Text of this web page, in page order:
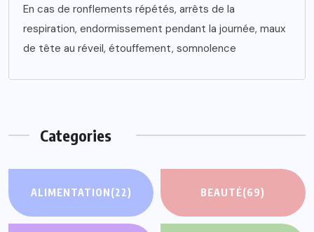
En cas de ronflements répétés, arrêts de la
respiration, endormissement pendant la journée, maux
de tête au réveil, étouffement, somnolence
Categories
ALIMENTATION(22) BEAUTÉ(69)